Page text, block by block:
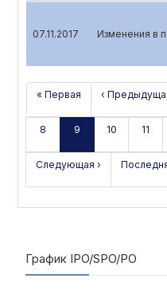
07.11.2017 Изменения в
« Первая ‹
8 9 10 11
Следующая ›
График IPO/SPO/PO